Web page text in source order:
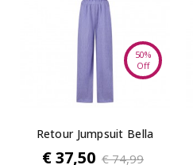
50%
Off
Retour Jumpsuit Bella
€ 37,50 € 74,99